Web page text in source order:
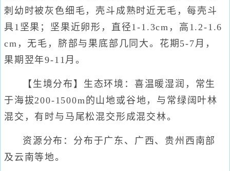
刺幼时被灰色细毛，壳斗成熟时近无毛，每壳斗
具1坚果；坚果近卵形，直径1-1.3cm，高1.2-1.6
cm，无毛，脐部与果底部几同大。花期5-7月，
果期翌年9-11月。
【生境分布】生态环境：喜温暖湿润，常生
于海拔200-1500m的山地或谷地，与常绿阔叶林
混交，有时与马尾松混交形成混交林。
资源分布：分布于广东、广西、贵州西南部
及云南等地。